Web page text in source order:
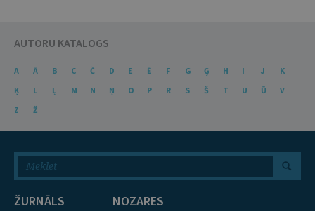
AUTORU KATALOGS
A Ā B C Č D E Ē F G Ģ H I J
K
Ķ
L Ļ M N Ņ O P R S Š T U Ū
V
Z
Ž
ŽURNĀLS NOZARES